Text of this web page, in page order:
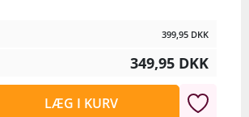
399,95 DKK
349,95 DKK
LÆG I KURV